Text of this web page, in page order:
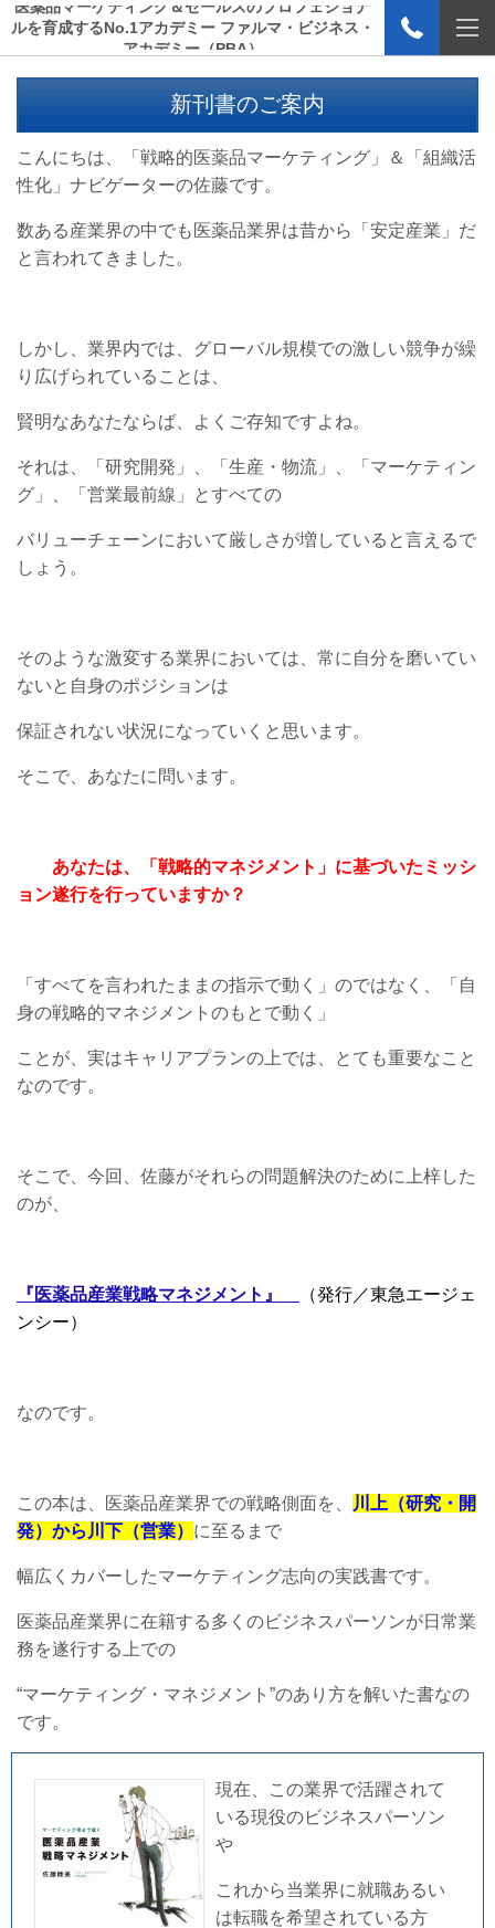
医薬品マーケティング＆セールスのプロフェショナ
ルを育成するNo.1アカデミー ファルマ・ビジネス・
アカデミー（PBA）
新刊書のご案内
こんにちは、「戦略的医薬品マーケティング」＆「組織活
性化」ナビゲーターの佐藤です。
数ある産業界の中でも医薬品業界は昔から「安定産業」だ
と言われてきました。
しかし、業界内では、グローバル規模での激しい競争が繰
り広げられていることは、
賢明なあなたならば、よくご存知ですよね。
それは、「研究開発」、「生産・物流」、「マーケティン
グ」、「営業最前線」とすべての
バリューチェーンにおいて厳しさが増していると言えるで
しょう。
そのような激変する業界においては、常に自分を磨いてい
ないと自身のポジションは
保証されない状況になっていくと思います。
そこで、あなたに問います。
あなたは、「戦略的マネジメント」に基づいたミッシ
ョン遂行を行っていますか？
「すべてを言われたままの指示で動く」のではなく、「自
身の戦略的マネジメントのもとで動く」
ことが、実はキャリアプランの上では、とても重要なこと
なのです。
そこで、今回、佐藤がそれらの問題解決のために上梓した
のが、
『医薬品産業戦略マネジメント』
（発行／東急エージェ
ンシー）
なのです。
この本は、医薬品産業界での戦略側面を、
川上（研究・開
発）から川下（営業） に至るまで
幅広くカバーしたマーケティング志向の実践書です。
医薬品産業界に在籍する多くのビジネスパーソンが日常業
務を遂行する上での
“マーケティング・マネジメント”のあり方を解いた書なの
です。
現在、この業界で活躍されて
いる現役のビジネスパーソン
や
これから当業界に就職あるい
は転職を希望されている方